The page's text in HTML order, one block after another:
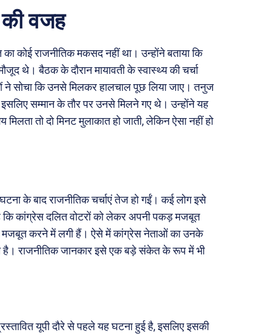
वजह
कोई राजनीतिक मकसद नहीं था। उन्होंने बताया कि
थे। बैठक के दौरान मायावती के स्वास्थ्य की चर्चा
ने सोचा कि उनसे मिलकर हालचाल पूछ लिया जाए। तनुज
इसलिए सम्मान के तौर पर उनसे मिलने गए थे। उन्होंने यह
तो दो मिनट मुलाकात हो जाती, लेकिन ऐसा नहीं हो
के बाद राजनीतिक चर्चाएं तेज हो गईं। कई लोग इसे
कांग्रेस दलित वोटरों को लेकर अपनी पकड़ मजबूत
से मजबूत करने में लगी हैं। ऐसे में कांग्रेस नेताओं का उनके
है। राजनीतिक जानकार इसे एक बड़े संकेत के रूप में भी
यूपी दौरे से पहले यह घटना हुई है, इसलिए इसकी